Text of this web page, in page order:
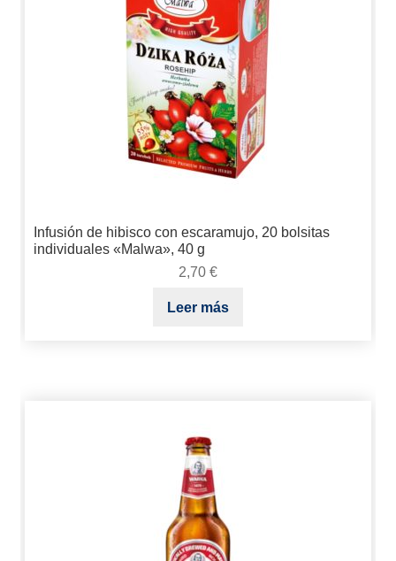
Infusión de hibisco con escaramujo, 20 bolsitas
individuales «Malwa», 40 g
2,70 €
Leer más